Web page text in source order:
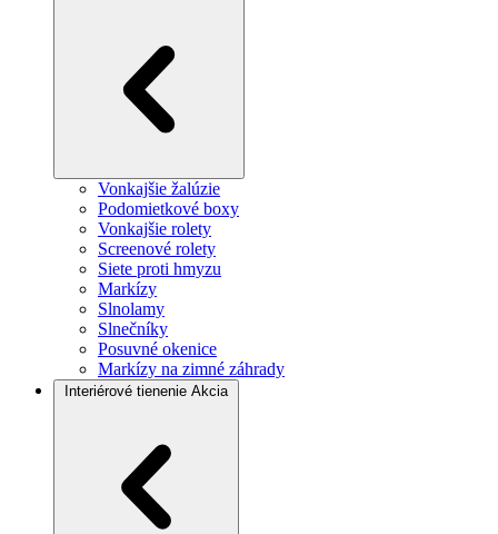
Vonkajšie žalúzie
Podomietkové boxy
Vonkajšie rolety
Screenové rolety
Siete proti hmyzu
Markízy
Slnolamy
Slnečníky
Posuvné okenice
Markízy na zimné záhrady
Interiérové tienenie Akcia